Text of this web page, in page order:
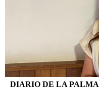
DIARIO DE LA PALMA